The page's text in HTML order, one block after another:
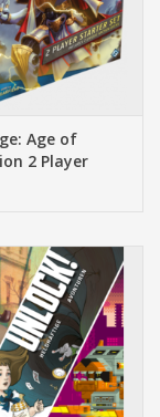
Age of
2 Player